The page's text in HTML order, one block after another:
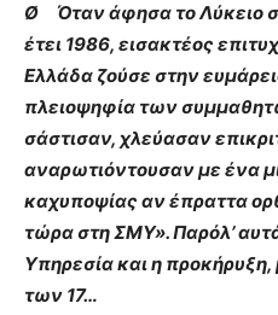
Ø Όταν άφησα το Λύκειο
έτει 1986, εισακτέος
Ελλάδα ζούσε στην
πλειοψηφία των
σάστισαν, χλεύασαν
αναρωτιόντουσαν με ένα
καχυποψίας αν έπραττα
τώρα στη ΣΜΥ». Παρόλ’
Υπηρεσία και η
των 17…